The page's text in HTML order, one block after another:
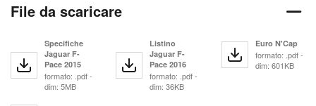
File da scaricare
Specifiche
Jaguar F-
Pace 2015
formato: .pdf -
dim: 5MB
Listino
Jaguar F-
Pace 2016
formato: .pdf -
dim: 36KB
Euro N'Cap
formato: .pdf -
dim: 601KB